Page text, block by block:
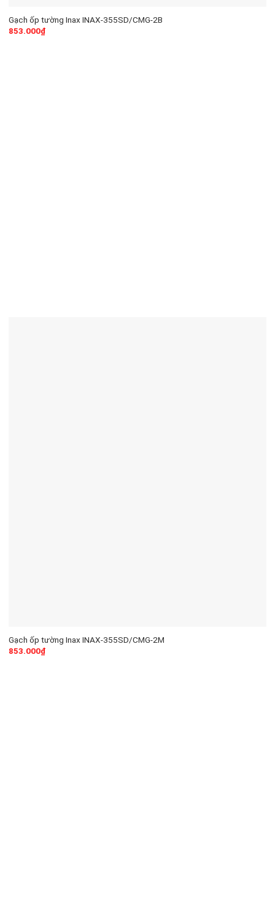
Gạch ốp tường Inax INAX-355SD/CMG-2B
853.000₫
Gạch ốp tường Inax INAX-355SD/CMG-2M
853.000₫